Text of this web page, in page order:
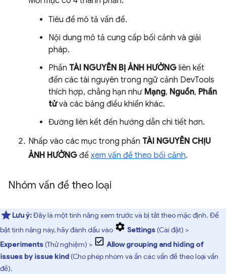
Tiêu đề mô tả vấn đề.
Nội dung mô tả cung cấp bối cảnh và giải
pháp.
Phần TÀI NGUYÊN BỊ ẢNH HƯỞNG liên kết
đến các tài nguyên trong ngữ cảnh DevTools
thích hợp, chẳng hạn như Mạng, Nguồn, Phần
tửvà các bảng điều khiển khác.
Đường liên kết đến hướng dẫn chi tiết hơn.
Nhấp vào các mục trong phần TÀI NGUYÊN CHỊU
ẢNH HƯỞNG để xem vấn đề theo bối cảnh.
Nhóm vấn đề theo loại
Lưu ý:Đây là một tính năng xem trước và bị tắt theo mặc định. Để
bật tính năng này, hãy đánh dấu vào
Settings(Cài đặt) >
Experiments(Thử nghiệm) >
Allow grouping and hiding of
issues by issue kind(Cho phép nhóm và ẩn các vấn đề theo loại vấn
đề).